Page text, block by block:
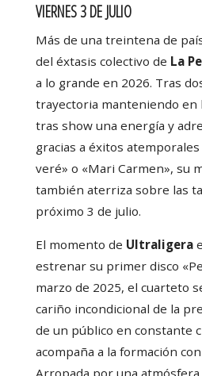
VIERNES 3 DE JULIO
Más de una treintena de
del éxtasis colectivo de La
a lo grande en 2026. Tras
trayectoria manteniendo en
tras show una energía y
gracias a éxitos
veré» o «Mari Carmen», su
también aterriza sobre las
próximo 3 de julio.
El momento de Ultraligera
estrenar su primer disco
marzo de 2025, el cuarteto
cariño incondicional de la
de un público en constante
acompaña a la formación